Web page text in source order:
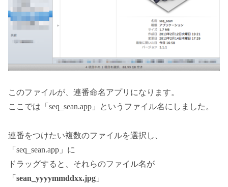
このファイルが、連番命名アプリになります。
ここでは「seq_sean.app」というファイル名にしました。
連番をつけたい複数のファイルを選択し、
「seq_sean.app」に
ドラッグすると、それらのファイル名が
「 sean_yyyymmddxx.jpg 」